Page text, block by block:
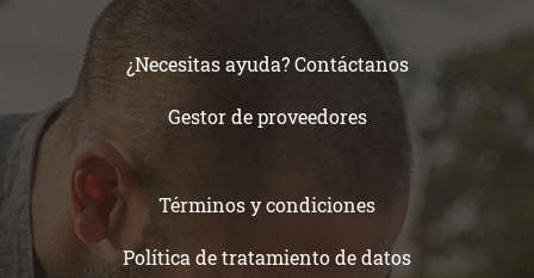
¿Necesitas ayuda? Contáctanos
Gestor de proveedores
Términos y condiciones
Política de tratamiento de datos